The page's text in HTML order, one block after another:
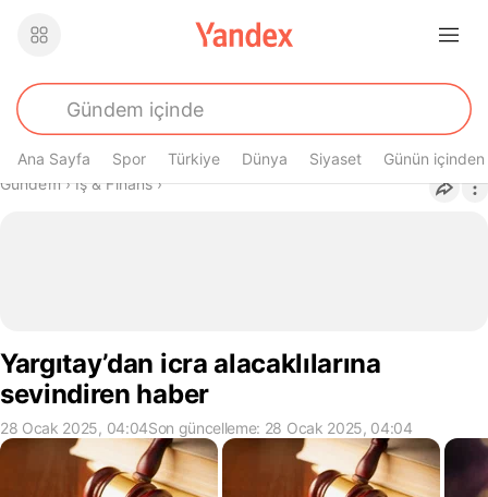
Ana Sayfa Spor Türkiye Dünya Siyaset Günün içinden
Buradasın
Gündem› İş & Finans›
Yargıtay’dan icra alacaklılarına
sevindiren haber
28 Ocak 2025, 04:04Son güncelleme: 28 Ocak 2025, 04:04